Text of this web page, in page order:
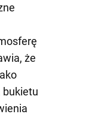
że
bukietu